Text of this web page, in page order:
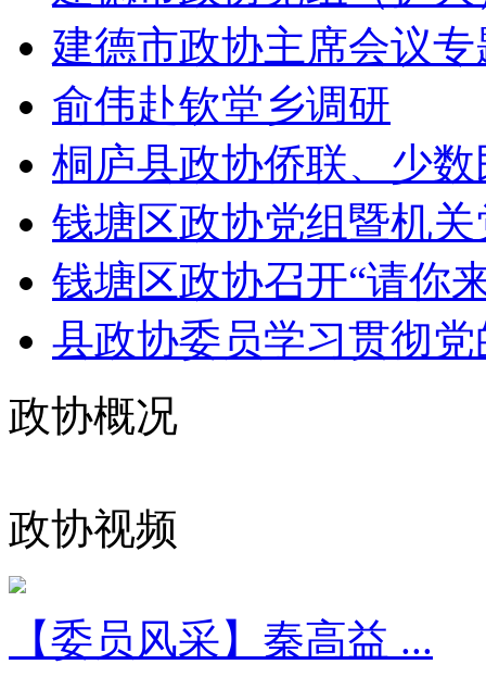
建德市政协主席会议
俞伟赴钦堂乡调研
桐庐县政协侨联、少
钱塘区政协党组暨机
钱塘区政协召开“请你
县政协委员学习贯彻
政协概况
政协视频
【委员风采】秦高益 ...